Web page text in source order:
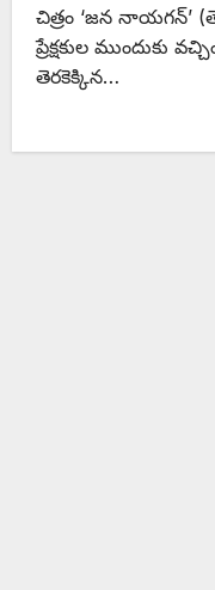
చిత్రం ‘జన నాయగన్’
ప్రేక్షకుల ముందుకు
తెరకెక్కిన…